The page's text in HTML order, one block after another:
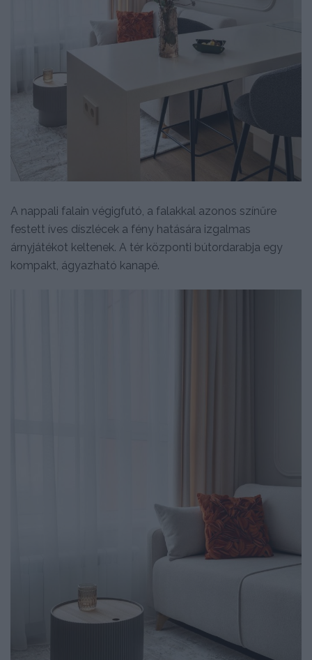
A nappali falain végigfutó, a falakkal azonos színűre
festett íves díszlécek a fény hatására izgalmas
árnyjátékot keltenek. A tér központi bútordarabja egy
kompakt, ágyazható kanapé.